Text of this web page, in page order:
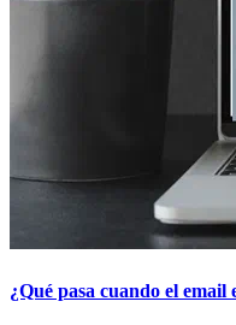
¿Qué pasa cuando el email